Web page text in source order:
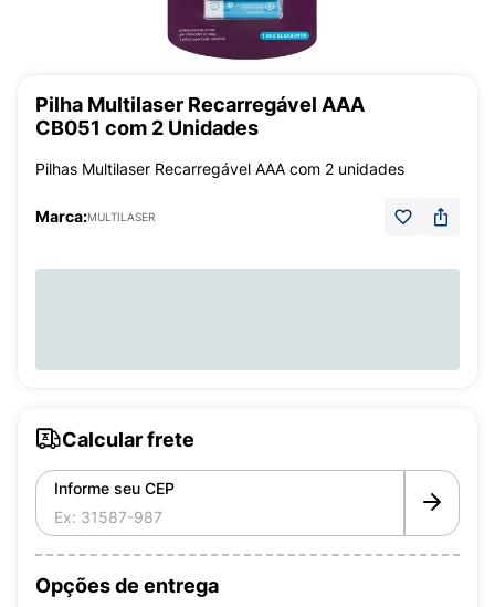
Pilha Multilaser Recarregável AAA
CB051 com 2 Unidades
Pilhas Multilaser Recarregável AAA com 2 unidades
Marca:MULTILASER
Calcular frete
Informe seu CEP
Opções de entrega